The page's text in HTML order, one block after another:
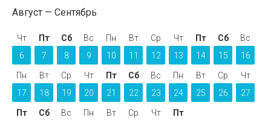
Август Сентябрь
Чт
6
Пт
7
Сб
8
Вс
9
Пн
10
Вт
11
Ср
12
Чт
13
Пт
14
Сб
15
Вс
16
Пн
17
Вт
18
Ср
19
Чт
20
Пт
21
Сб
22
Вс
23
Пн
24
Вт
25
Ср
26
Чт
27
Пт
Сб
Вс
Пн
Вт
Ср
Чт
Пт